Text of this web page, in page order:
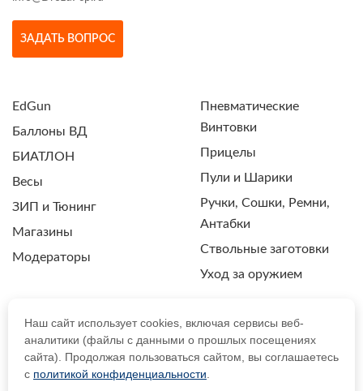
ЗАДАТЬ ВОПРОС
EdGun
Баллоны ВД
БИАТЛОН
Весы
ЗИП и Тюнинг
Магазины
Модераторы
Пневматические
Винтовки
Прицелы
Пули и Шарики
Ручки, Сошки, Ремни,
Антабки
Ствольные заготовки
Уход за оружием
ПОЛИТИКА КОНФИДЕНЦИАЛЬНОСТИ
Наш сайт использует cookies, включая сервисы веб-
аналитики (файлы с данными о прошлых посещениях
сайта). Продолжая пользоваться сайтом, вы соглашаетесь
с политикой конфиденциальности